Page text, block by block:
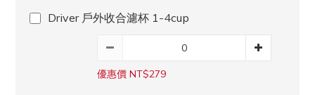
Driver 戶外收合濾杯 1-4cup
優惠價 NT$279